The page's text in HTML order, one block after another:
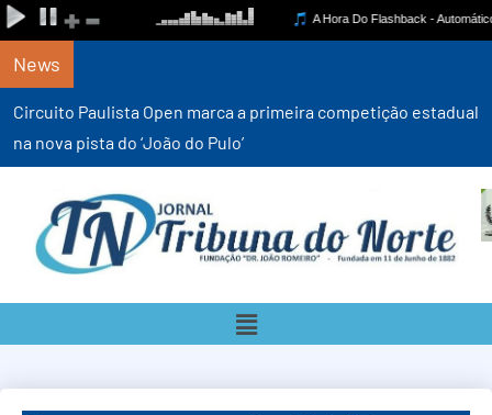
News
Circuito Paulista Open marca a primeira competição estadual
na nova pista do ‘João do Pulo’